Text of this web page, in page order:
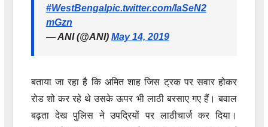
#WestBengalpic.twitter.com/laSeN2
mGzn
— ANI (@ANI) May 14, 2019
बताया जा रहा है कि अमित शाह जिस ट्रक पर सवार होकर
रोड शो कर रहे थे उसके ऊपर भी लाठी बरसाए गए हैं। बवाल
बढ़ता देख पुलिस ने उपद्रियों पर लाठीचार्ज कर दिया।